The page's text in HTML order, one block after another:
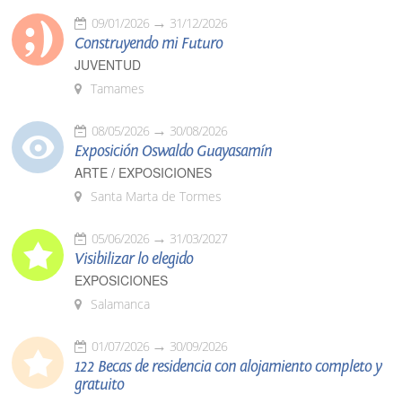
09/01/2026 31/12/2026
Construyendo mi Futuro
JUVENTUD
Tamames
08/05/2026 30/08/2026
Exposición Oswaldo Guayasamín
ARTE / EXPOSICIONES
Santa Marta de Tormes
05/06/2026 31/03/2027
Visibilizar lo elegido
EXPOSICIONES
Salamanca
01/07/2026 30/09/2026
122 Becas de residencia con alojamiento completo y
gratuito